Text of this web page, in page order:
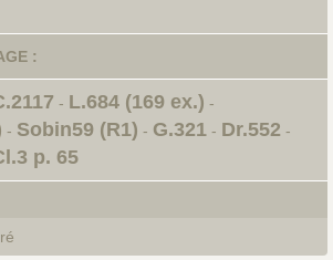
:
- L.684 (169 ex.) -
- Sobin59 (R1) - G.321- Dr.552 -
p. 65